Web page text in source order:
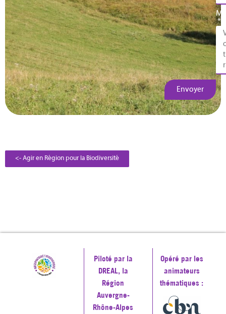
Envoyer
<- Agir en Région pour la Biodiversité
Piloté par la
DREAL, la
Région
Auvergne-
Rhône-Alpes
Opéré par les
animateurs
thématiques :